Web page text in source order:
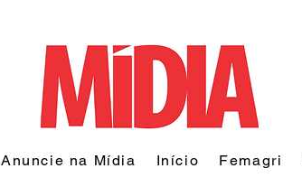
Anuncie na Mídia Início Femagri